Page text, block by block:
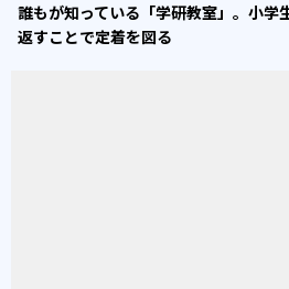
誰もが知っている「学研教室」。小学
返すことで定着を図る